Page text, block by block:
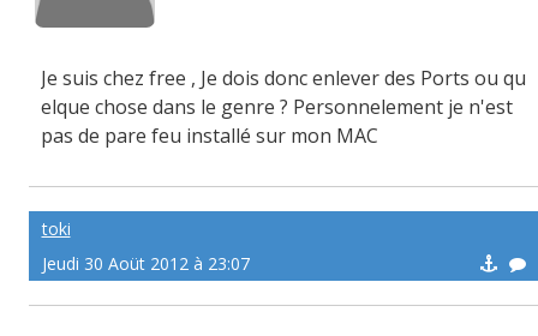
Je suis chez free , Je dois donc enlever des Ports ou qu
elque chose dans le genre ? Personnelement je n'est
pas de pare feu installé sur mon MAC
toki
Jeudi 30 Aoüt 2012 à 23:07